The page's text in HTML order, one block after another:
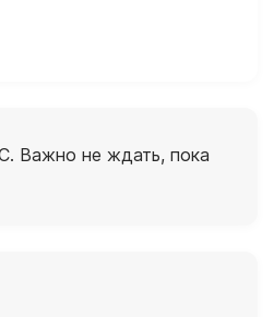
Важно не ждать, пока